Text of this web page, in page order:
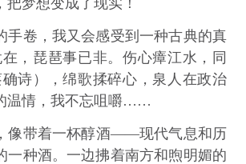
卷，我又会感受到一种古典的真
，琵琶事已非。伤心瘴江水，同
诗），绵歌揉碎心，泉人在政治
温情，我不忘咀嚼……
带着一杯醇酒——现代气息和历
一种酒。一边拂着南方和煦明媚的